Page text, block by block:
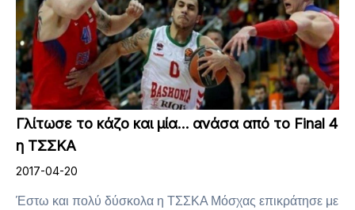
Γλίτωσε το κάζο και μία… ανάσα από το Final 4
η ΤΣΣΚΑ
2017-04-20
Έστω και πολύ δύσκολα η ΤΣΣΚΑ Μόσχας επικράτησε με